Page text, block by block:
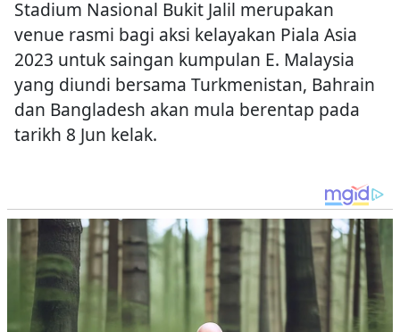
Stadium Nasional Bukit Jalil merupakan
venue rasmi bagi aksi kelayakan Piala Asia
2023 untuk saingan kumpulan E. Malaysia
yang diundi bersama Turkmenistan, Bahrain
dan Bangladesh akan mula berentap pada
tarikh 8 Jun kelak.